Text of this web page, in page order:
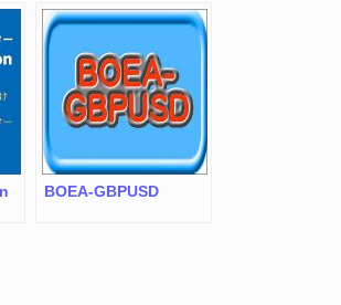
BOEA-GBPUSD